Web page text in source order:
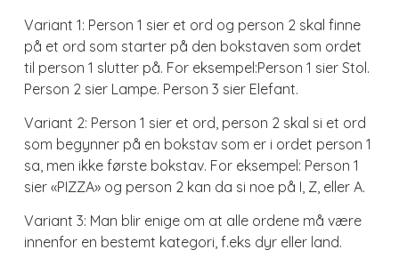
Variant 1: Person 1 sier et ord og person 2 skal finne
på et ord som starter på den bokstaven som ordet
til person 1 slutter på. For eksempel:Person 1 sier Stol.
Person 2 sier Lampe. Person 3 sier Elefant.
Variant 2: Person 1 sier et ord, person 2 skal si et ord
som begynner på en bokstav som er i ordet person 1
sa, men ikke første bokstav. For eksempel: Person 1
sier «PIZZA» og person 2 kan da si noe på I, Z, eller A.
Variant 3: Man blir enige om at alle ordene må være
innenfor en bestemt kategori, f.eks dyr eller land.